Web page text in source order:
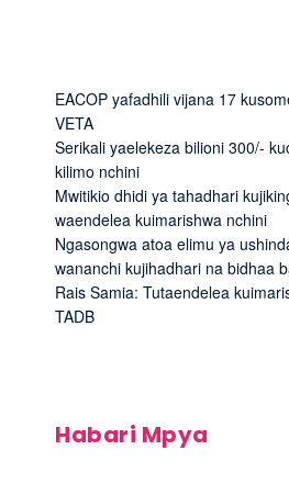
EACOP yafadhili vijana 17
VETA
Serikali yaelekeza bilioni 300/-
kilimo nchini
Mwitikio dhidi ya tahadhari
waendelea kuimarishwa nchini
Ngasongwa atoa elimu ya
wananchi kujihadhari na bidhaa
Rais Samia: Tutaendelea
TADB
Habari Mpya